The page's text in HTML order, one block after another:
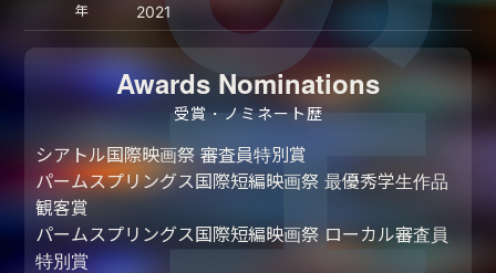
年 2021
Awards Nominations
受賞・ノミネート歴
シアトル国際映画祭 審査員特別賞
パームスプリングス国際短編映画祭 最優秀学生作品
観客賞
パームスプリングス国際短編映画祭 ローカル審査員
特別賞